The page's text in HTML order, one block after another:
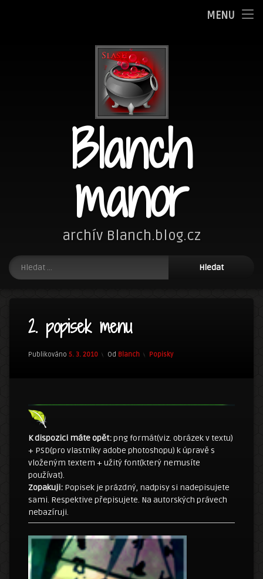
MENU
Návštěvní kniha
Blanch
manor
archív Blanch.blog.cz
2. popisek menu
Publikováno 5. 3. 2010 Od Blanch Kategorie:
Popisky
K dispozici máte opět:png formát(viz. obrázek v textu)
+ PSD(pro vlastníky adobe photoshopu) k úpravě s
vloženým textem + užitý font(který nemusíte
používat).
Zopakuji: Popisek je prázdný, nadpisy si nadepisujete
sami. Respektive přepisujete. Na autorských právech
nebazíruji.